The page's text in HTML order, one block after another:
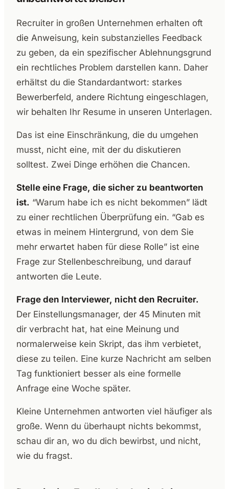
Recruiter in großen Unternehmen erhalten oft
die Anweisung, kein substanzielles Feedback
zu geben, da ein spezifischer Ablehnungsgrund
ein rechtliches Problem darstellen kann. Daher
erhältst du die Standardantwort: starkes
Bewerberfeld, andere Richtung eingeschlagen,
wir behalten Ihr Resume in unseren Unterlagen.
Das ist eine Einschränkung, die du umgehen
musst, nicht eine, mit der du diskutieren
solltest. Zwei Dinge erhöhen die Chancen.
Stelle eine Frage, die sicher zu beantworten
ist. “Warum habe ich es nicht bekommen” lädt
zu einer rechtlichen Überprüfung ein. “Gab es
etwas in meinem Hintergrund, von dem Sie
mehr erwartet haben für diese Rolle” ist eine
Frage zur Stellenbeschreibung, und darauf
antworten die Leute.
Frage den Interviewer, nicht den Recruiter.
Der Einstellungsmanager, der 45 Minuten mit
dir verbracht hat, hat eine Meinung und
normalerweise kein Skript, das ihm verbietet,
diese zu teilen. Eine kurze Nachricht am selben
Tag funktioniert besser als eine formelle
Anfrage eine Woche später.
Kleine Unternehmen antworten viel häufiger als
große. Wenn du überhaupt nichts bekommst,
schau dir an, wo du dich bewirbst, und nicht,
wie du fragst.